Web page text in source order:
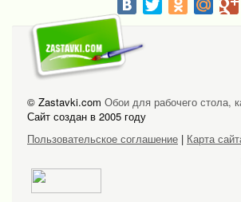
© Zastavki.com Обои для рабочего стола,
Сайт создан в 2005 году
Пользовательское соглашение | Карта